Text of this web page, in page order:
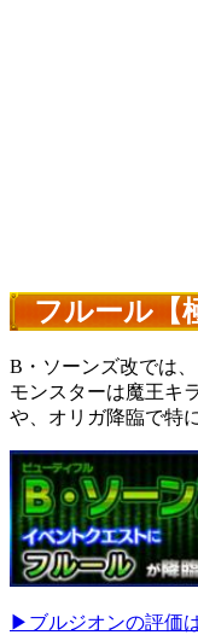
フルール【
B・ソーンズ改では
モンスターは魔王キ
や、オリガ降臨で特
▶ブルジオンの評価